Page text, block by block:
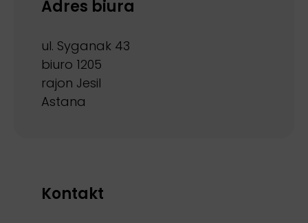
Adres biura
ul. Syganak 43
biuro 1205
rajon Jesil
Astana
Kontakt